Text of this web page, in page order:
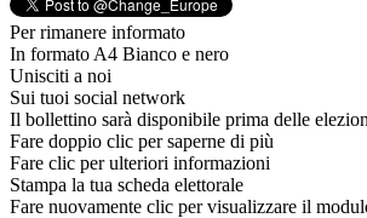
Per rimanere informato
In formato A4 Bianco e nero
Unisciti a noi
Sui tuoi social network
Il bollettino sarà disponibile prima delle
Fare doppio clic per saperne di più
Fare clic per ulteriori informazioni
Stampa la tua scheda elettorale
Fare nuovamente clic per visualizzare il